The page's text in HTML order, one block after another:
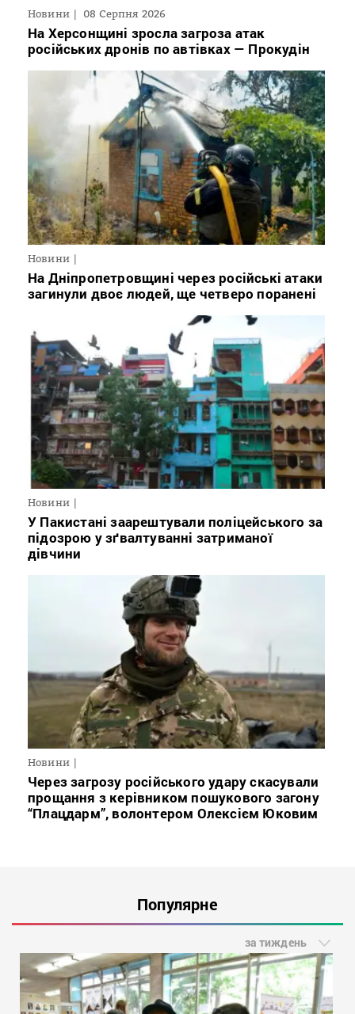
Новини 08 Серпня 2026
На Херсонщині зросла загроза атак
російських дронів по автівках — Прокудін
Новини
На Дніпропетровщині через російські атаки
загинули двоє людей, ще четверо поранені
Новини
У Пакистані заарештували поліцейського за
підозрою у зґвалтуванні затриманої
дівчини
Новини
Через загрозу російського удару скасували
прощання з керівником пошукового загону
“Плацдарм”, волонтером Олексієм Юковим
Популярне
за тиждень